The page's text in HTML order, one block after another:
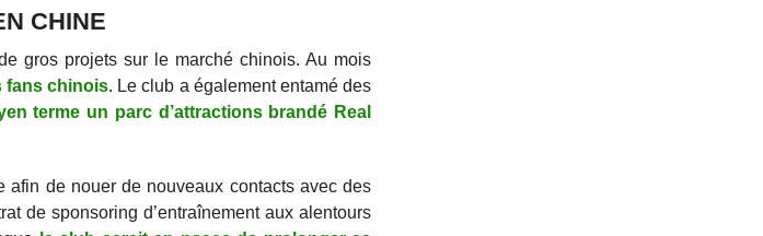
CHINE
gros projets sur le marché chinois. Au mois
fans chinois. Le club a également entamé des
terme un parc d’attractions brandé Real
afin de nouer de nouveaux contacts avec des
de sponsoring d’entraînement aux alentours